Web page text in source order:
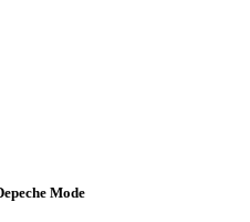
Mode